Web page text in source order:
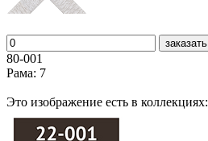
заказать
80-001
Рама: 7
Это изображение есть в коллекциях: